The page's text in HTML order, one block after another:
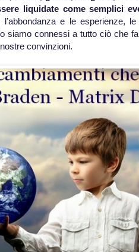
liquidate come semplici
e le esperienze,
siamo connessi a tutto ciò che
convinzioni.